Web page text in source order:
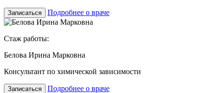
Записаться Подробнее о враче
Стаж работы:
Белова Ирина Марковна
Консультант по химической зависимости
Записаться Подробнее о враче